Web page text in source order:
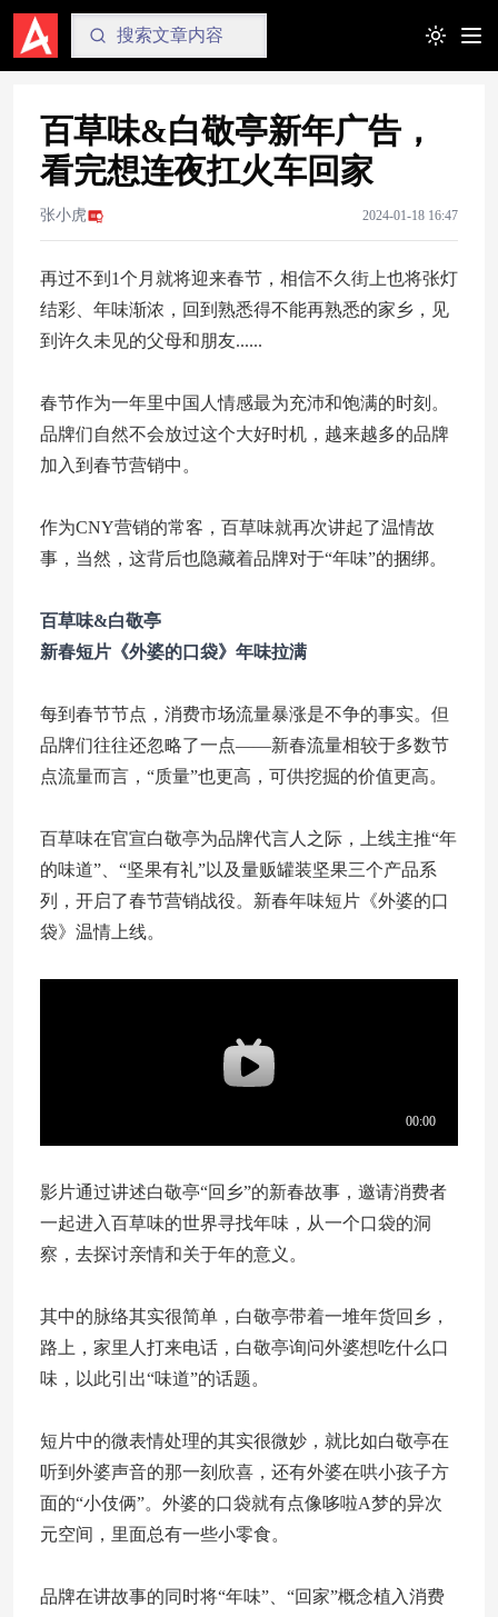
Toggle
百草味&白敬亭新年广告，
看完想连夜扛火车回家
张小虎 2024-01-18 16:47
再过不到1个月就将迎来春节，相信不久街上也将张灯
结彩、年味渐浓，回到熟悉得不能再熟悉的家乡，见
到许久未见的父母和朋友......
春节作为一年里中国人情感最为充沛和饱满的时刻。
品牌们自然不会放过这个大好时机，越来越多的品牌
加入到春节营销中。
作为CNY营销的常客，百草味就再次讲起了温情故
事，当然，这背后也隐藏着品牌对于“年味”的捆绑。
百草味&白敬亭
新春短片《外婆的口袋》年味拉满
每到春节节点，消费市场流量暴涨是不争的事实。但
品牌们往往还忽略了一点——新春流量相较于多数节
点流量而言，“质量”也更高，可供挖掘的价值更高。
百草味在官宣白敬亭为品牌代言人之际，上线主推“年
的味道”、“坚果有礼”以及量贩罐装坚果三个产品系
列，开启了春节营销战役。新春年味短片《外婆的口
袋》温情上线。
影片通过讲述白敬亭“回乡”的新春故事，邀请消费者
一起进入百草味的世界寻找年味，从一个口袋的洞
察，去探讨亲情和关于年的意义。
其中的脉络其实很简单，白敬亭带着一堆年货回乡，
路上，家里人打来电话，白敬亭询问外婆想吃什么口
味，以此引出“味道”的话题。
短片中的微表情处理的其实很微妙，就比如白敬亭在
听到外婆声音的那一刻欣喜，还有外婆在哄小孩子方
面的“小伎俩”。外婆的口袋就有点像哆啦A梦的异次
元空间，里面总有一些小零食。
品牌在讲故事的同时将“年味”、“回家”概念植入消费